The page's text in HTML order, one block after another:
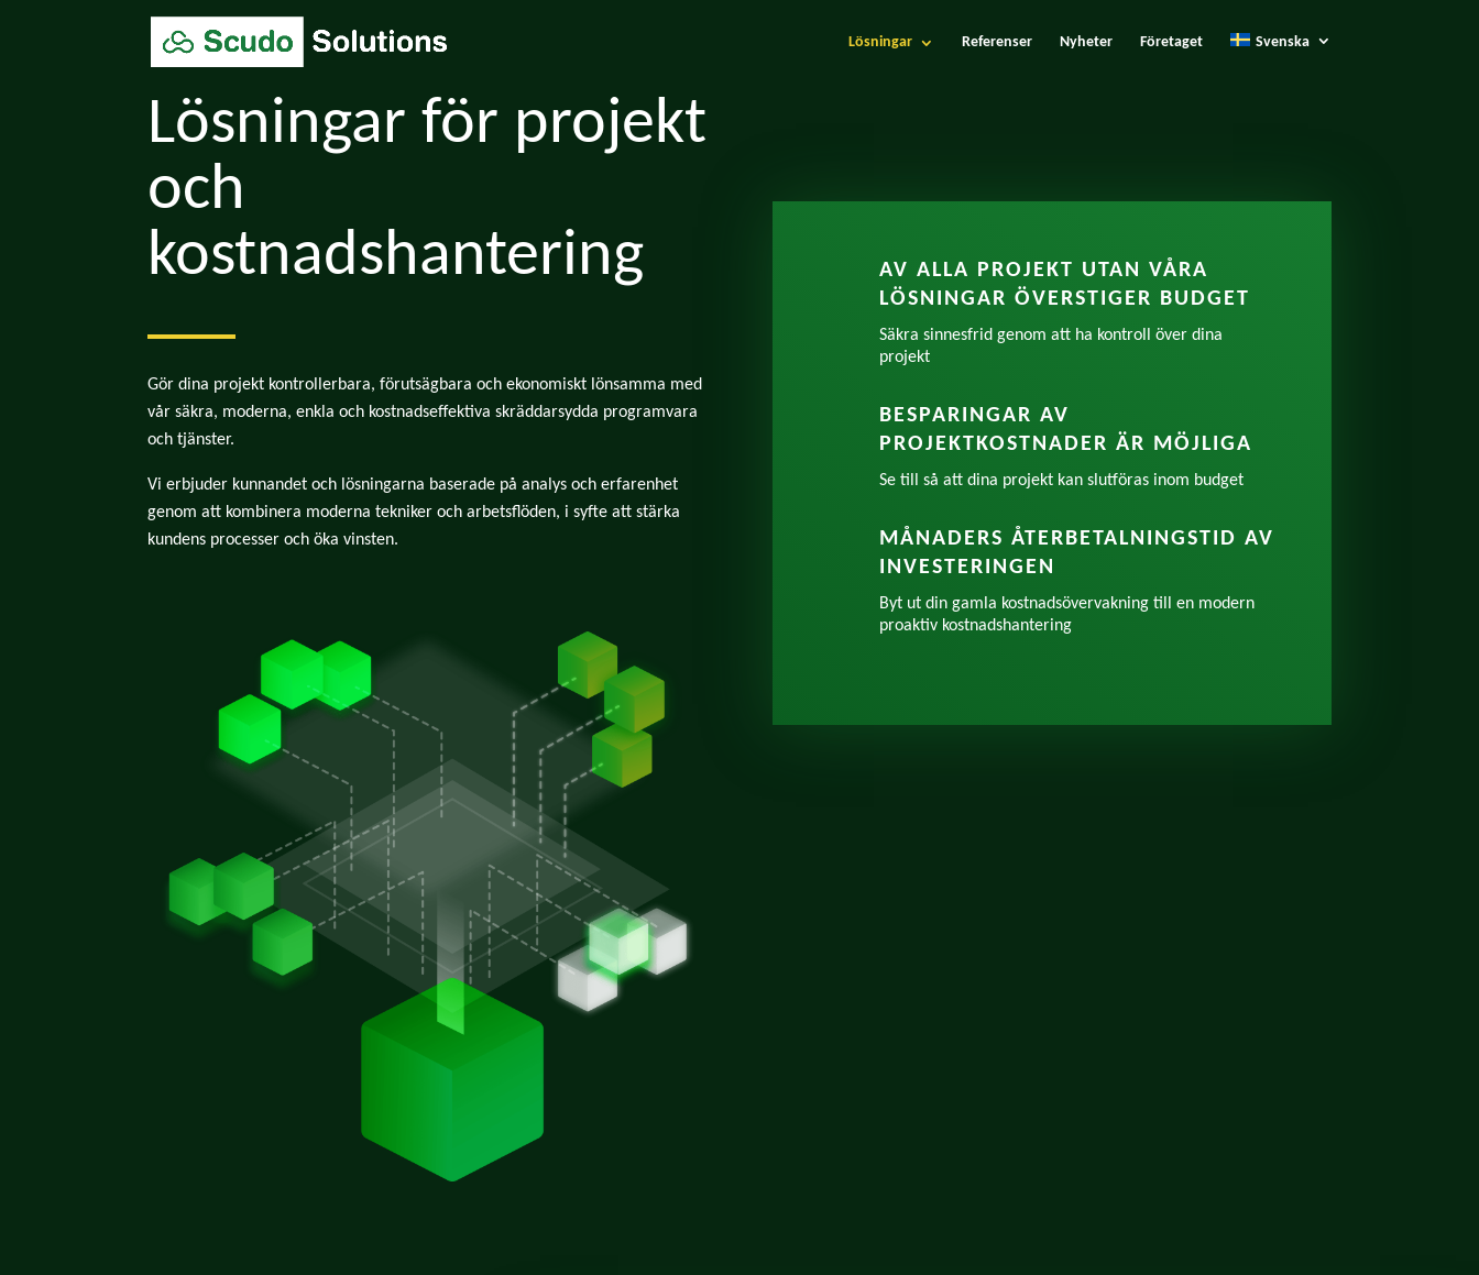
Lösningar Referenser Nyheter Företaget Svenska
Lösningar för projekt
och
kostnadshantering
Gör dina projekt kontrollerbara, förutsägbara och ekonomiskt lönsamma med
vår säkra, moderna, enkla och kostnadseffektiva skräddarsydda programvara
och tjänster.
Vi erbjuder kunnandet och lösningarna baserade på analys och erfarenhet
genom att kombinera moderna tekniker och arbetsflöden, i syfte att stärka
kundens processer och öka vinsten.
AV ALLA PROJEKT UTAN VÅRA
LÖSNINGAR ÖVERSTIGER BUDGET
Säkra sinnesfrid genom att ha kontroll över dina
projekt
BESPARINGAR AV
PROJEKTKOSTNADER ÄR MÖJLIGA
Se till så att dina projekt kan slutföras inom budget
MÅNADERS ÅTERBETALNINGSTID AV
INVESTERINGEN
Byt ut din gamla kostnadsövervakning till en modern
proaktiv kostnadshantering